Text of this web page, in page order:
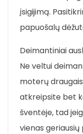
įsigijimą.
papuošalų
Deimantiniai
Ne veltui
moterų
atkreipsite bet
šventėje, tad
vienas geriausių